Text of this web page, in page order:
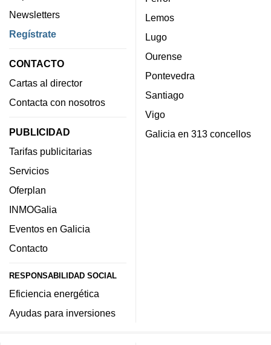
Newsletters
Regístrate
CONTACTO
Cartas al director
Contacta con nosotros
PUBLICIDAD
Tarifas publicitarias
Servicios
Oferplan
INMOGalia
Eventos en Galicia
Contacto
RESPONSABILIDAD SOCIAL
Eficiencia energética
Ayudas para inversiones
Lemos
Lugo
Ourense
Pontevedra
Santiago
Vigo
Galicia en 313 concellos